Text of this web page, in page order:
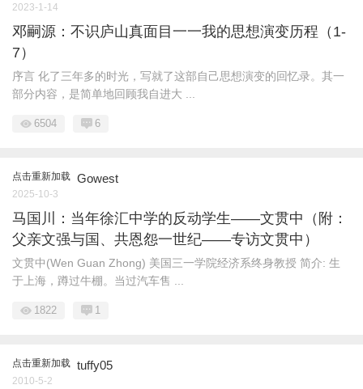
2023-1-14
邓嗣源：不识庐山真面目一一我的思想演变历程（1-
7）
序言 化了三年多的时光，写就了这部自己思想演变的回忆录。其一
部分内容，是简单地回顾我自进大 ...
6504 6
点击重新加载 Gowest
2025-10-3
马国川：当年徐汇中学的反动学生——文贯中（附：
父亲文强与国、共恩怨一世纪——专访文贯中）
文贯中(Wen Guan Zhong) 美国三一学院经济系终身教授 简介: 生
于上海，蹲过牛棚。当过汽车售 ...
1822 1
点击重新加载 tuffy05
2010-5-2